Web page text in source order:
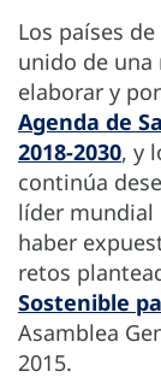
Los países
unido de una
elaborar y
Agenda de
2018-2030, y
continúa
líder mundial
haber
retos
Sostenible
Asamblea
2015.